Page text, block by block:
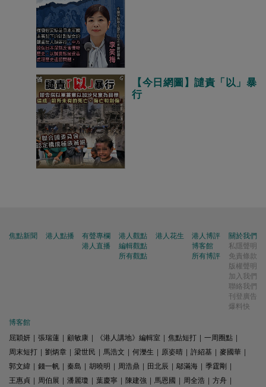
【今日網圖】譴責「以」暴
行
焦點新聞 港人點播
有聲專欄
港人直播
港人觀點
編輯觀點
所有觀點
港人花生
港人博評
博客館
所有博評
關於我們
私隱聲明
免責條款
版權聲明
加入我們
聯絡我們
刊登廣告
爆料快
博客館
屈穎妍
張瑞蓮 顧敏康 《港人講地》編輯室 焦點短打 一周圈點
周末短打
劉炳章 梁世民 馬浩文 何濼生 原姿晴 許紹基 麥國華
郭文緯
錢一帆 秦島 胡曉明 周浩鼎 田北辰 鄔滿海 季霆剛
王惠貞
周伯展 潘麗瓊 葉慶寧 陳建強 馬恩國 周全浩 方舟